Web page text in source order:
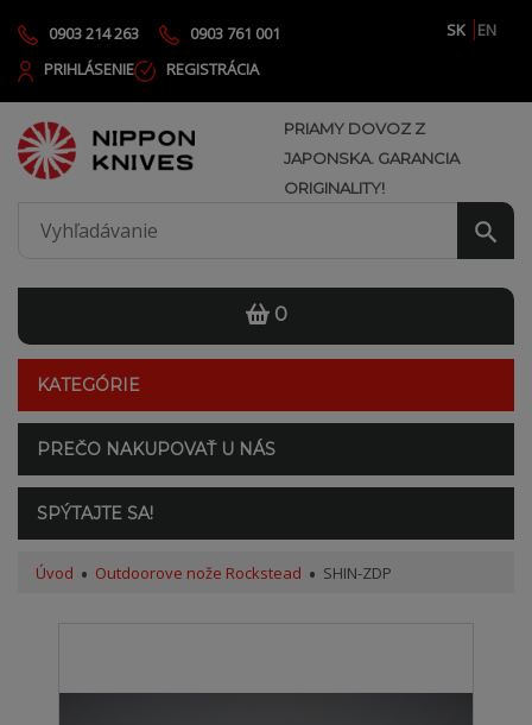
0903 214 263 0903 761 001 SK
EN
PRIHLÁSENIE
REGISTRÁCIA
PRIAMY DOVOZ Z
JAPONSKA. GARANCIA
ORIGINALITY!
0
KATEGÓRIE
PREČO NAKUPOVAŤ U NÁS
SPÝTAJTE SA!
Úvod Outdoorove nože Rockstead SHIN-ZDP